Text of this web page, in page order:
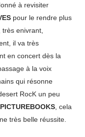
à revisiter
pour le rendre plus
enivrant,
il va très
en concert dès la
à la voix
qui résonne
RocK un peu
, cela
très belle réussite.